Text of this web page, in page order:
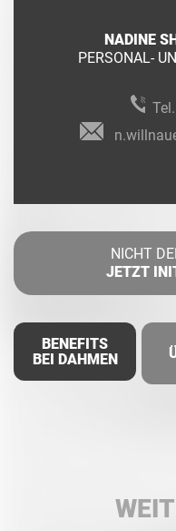
NADINE
PERSONAL-
NICHT
JETZT
BENEFITS
BEI DAHMEN